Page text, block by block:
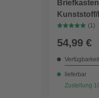
schwarz/(1)
54,99 €
lieferbar
Zustellung